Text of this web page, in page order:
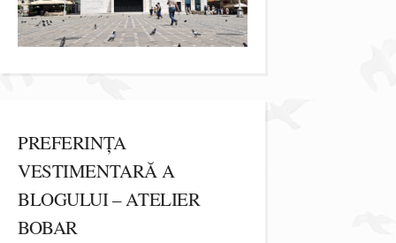
PREFERINȚA
VESTIMENTARĂ A
BLOGULUI – ATELIER
BOBAR